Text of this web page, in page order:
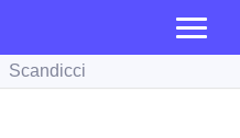
Scandicci